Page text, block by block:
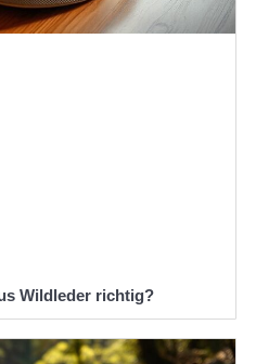
Wildleder richtig?